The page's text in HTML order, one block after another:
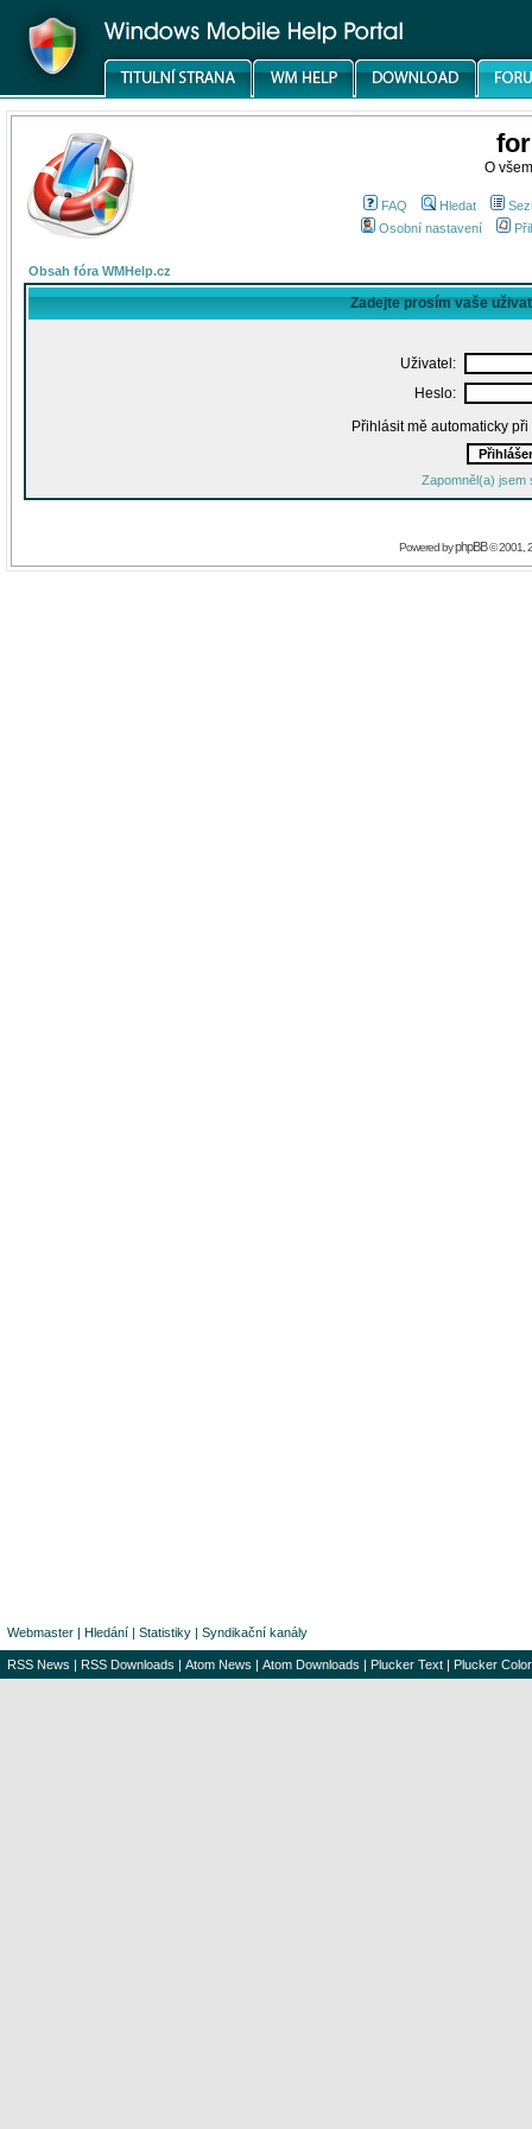
O
FAQ Hledat
Osobní nastavení
Obsah fóra WMHelp.cz
Zadejte prosím vaše
Uživatel:
Heslo:
Přihlásit mě automaticky
Zapomněl(a) jsem
Powered byphpBB© 2001,
Webmaster | Hledání | Statistiky | Syndikační kanály
RSS News | RSS Downloads | Atom News | Atom Downloads | Plucker Text | Plucker Color